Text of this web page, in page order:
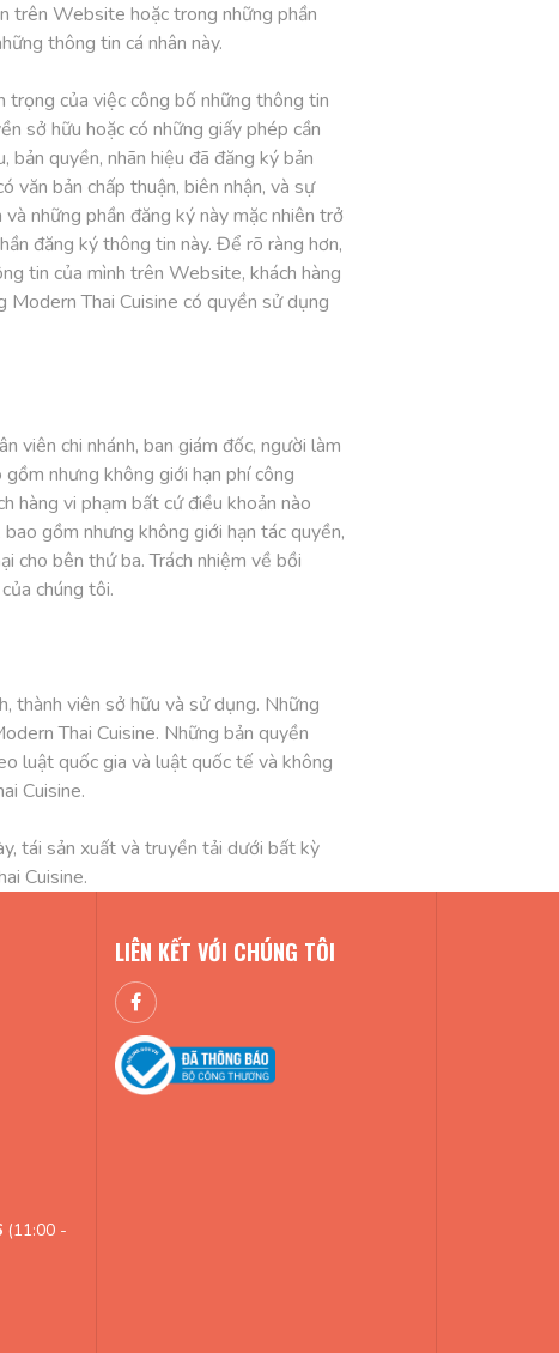
trên Website hoặc trong những phần
thông tin cá nhân này.
trọng của việc công bố những thông tin
sở hữu hoặc có những giấy phép cần
quyền, nhãn hiệu đã đăng ký bản
văn bản chấp thuận, biên nhận, và sự
những phần đăng ký này mặc nhiên trở
đăng ký thông tin này. Để rõ ràng hơn,
tin của mình trên Website, khách hàng
Modern Thai Cuisine có quyền sử dụng
viên chi nhánh, ban giám đốc, người làm
nhưng không giới hạn phí công
hàng vi phạm bất cứ điều khoản nào
gồm nhưng không giới hạn tác quyền,
cho bên thứ ba. Trách nhiệm về bồi
chúng tôi.
thành viên sở hữu và sử dụng. Những
Thai Cuisine. Những bản quyền
luật quốc gia và luật quốc tế và không
Cuisine.
tái sản xuất và truyền tải dưới bất kỳ
Cuisine.
(11:00 -
LIÊN KẾT VỚI CHÚNG TÔI